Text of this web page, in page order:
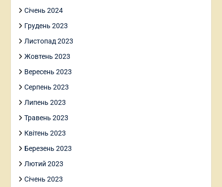
Січень 2024
Грудень 2023
Листопад 2023
Жовтень 2023
Вересень 2023
Серпень 2023
Липень 2023
Травень 2023
Квітень 2023
Березень 2023
Лютий 2023
Січень 2023